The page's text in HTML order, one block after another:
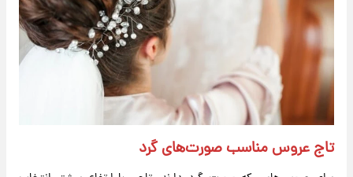
تاج عروس مناسب صورت‌های گرد